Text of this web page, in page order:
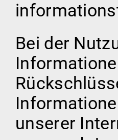
Bei der
unserer